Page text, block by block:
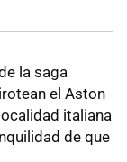
la saga
el Aston
italiana
de que